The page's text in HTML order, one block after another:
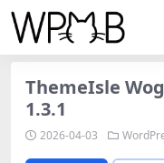
ThemeIsle
1.3.1
2026-04-03